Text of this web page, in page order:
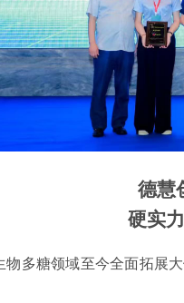
德慧
硬实
物多糖领域至今全面拓展